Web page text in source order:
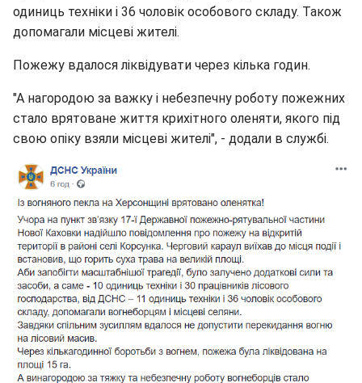
одиниць техніки і 36 чоловік особового складу. Також
допомагали місцеві жителі.
Пожежу вдалося ліквідувати через кілька годин.
"А нагородою за важку і небезпечну роботу пожежних
стало врятоване життя крихітного оленяти, якого під
свою опіку взяли місцеві жителі", - додали в службі.